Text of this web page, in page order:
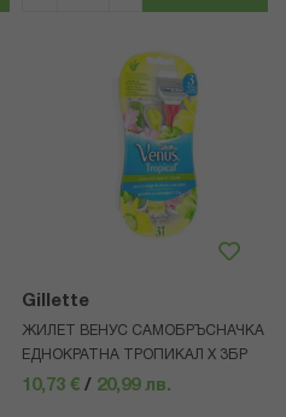
Gillette
ЖИЛЕТ ВЕНУС САМОБРЪСНАЧКА
ЕДНОКРАТНА ТРОПИКАЛ Х 3БР
10,73 € / 20,99 лв.